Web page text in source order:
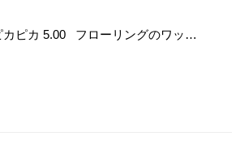
カピカ 5.00 フローリングのワッ…